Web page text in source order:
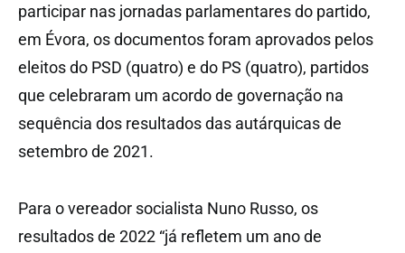
participar nas jornadas parlamentares do partido,
em Évora, os documentos foram aprovados pelos
eleitos do PSD (quatro) e do PS (quatro), partidos
que celebraram um acordo de governação na
sequência dos resultados das autárquicas de
setembro de 2021.
Para o vereador socialista Nuno Russo, os
resultados de 2022 “já refletem um ano de